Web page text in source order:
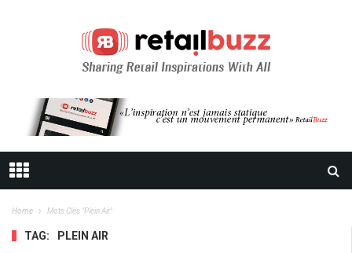
Home Mots Clés "plein Air"
TAG: PLEIN AIR